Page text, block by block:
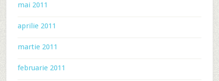
mai 2011
aprilie 2011
martie 2011
februarie 2011